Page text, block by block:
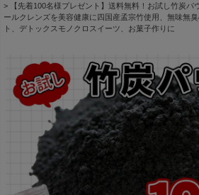
【先着100名様プレゼント】送料無料！お試し竹炭パ
ールクレンズを美容健康に四国産孟宗竹使用、無味無
ト、デトックスモノクロスイーツ、お菓子作りに